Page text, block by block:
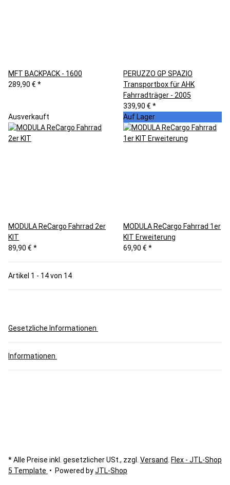
MFT BACKPACK - 1600
289,90 € *
PERUZZO GP SPAZIO
Transportbox für AHK
Fahrradträger - 2005
339,90 € *
Ausverkauft
MODULA ReCargo Fahrrad 2er
KIT
89,90 € *
Auf Lager
MODULA ReCargo Fahrrad 1er
KIT Erweiterung
69,90 € *
Artikel 1 - 14 von 14
Gesetzliche Informationen
Informationen
* Alle Preise inkl. gesetzlicher USt., zzgl. Versand Flex - JTL-Shop
5 Template • Powered byJTL-Shop